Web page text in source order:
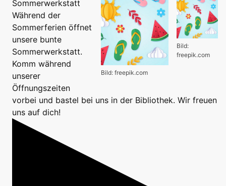
Bild:
freepik.com
Bild: freepik.com
Sommerwerkstatt
Während der
Sommerferien öffnet
unsere bunte
Sommerwerkstatt.
Komm während
unserer
Öffnungszeiten
vorbei und bastel bei uns in der Bibliothek. Wir freuen
uns auf dich!